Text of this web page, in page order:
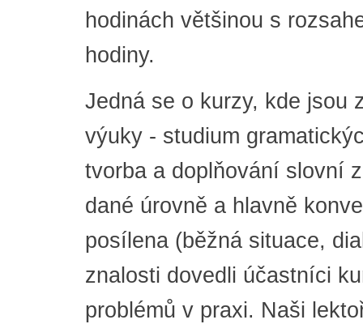
hodinách většinou s
hodiny.
Jedná se o kurzy, kde jsou
výuky - studium
tvorba a doplňování slovní
dané úrovně a hlavně
posílena (běžná situace,
znalosti dovedli účastníci
problémů v praxi. Naši